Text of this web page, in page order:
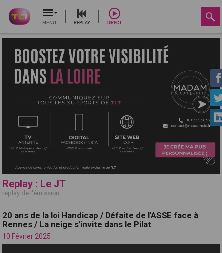
MENU REPLAY DIRECT
Replay : Le JT
replay de l'émission
20 ans de la loi Handicap / Défaite de l'ASSE face à
Rennes / La neige s'invite dans le Pilat
10 Février 2025